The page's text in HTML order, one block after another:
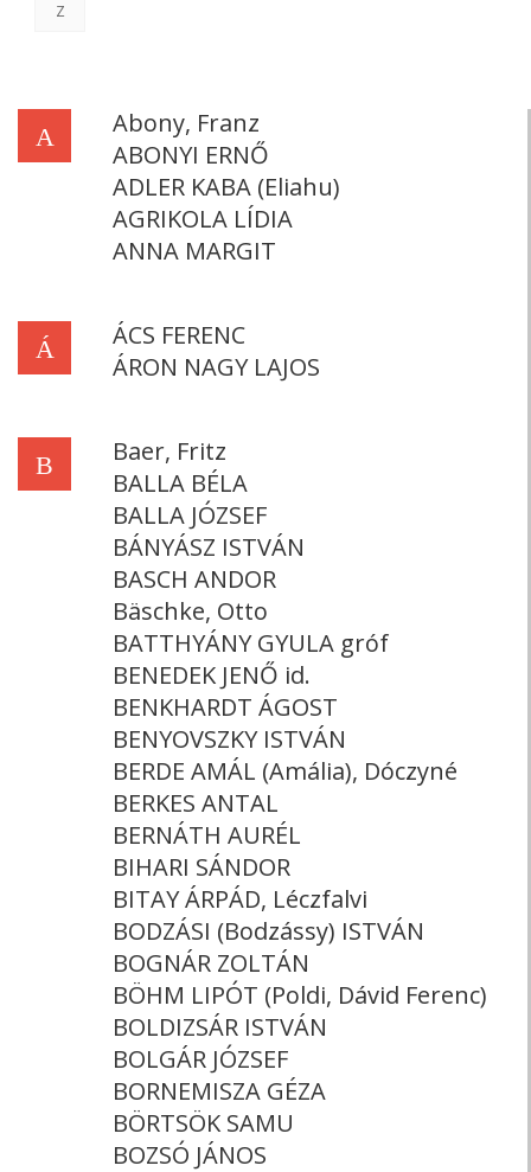
Z
A
Abony, Franz
ABONYI ERNŐ
ADLER KABA (Eliahu)
AGRIKOLA LÍDIA
ANNA MARGIT
Á
ÁCS FERENC
ÁRON NAGY LAJOS
B
Baer, Fritz
BALLA BÉLA
BALLA JÓZSEF
BÁNYÁSZ ISTVÁN
BASCH ANDOR
Bäschke, Otto
BATTHYÁNY GYULA gróf
BENEDEK JENŐ id.
BENKHARDT ÁGOST
BENYOVSZKY ISTVÁN
BERDE AMÁL (Amália), Dóczyné
BERKES ANTAL
BERNÁTH AURÉL
BIHARI SÁNDOR
BITAY ÁRPÁD, Léczfalvi
BODZÁSI (Bodzássy) ISTVÁN
BOGNÁR ZOLTÁN
BÖHM LIPÓT (Poldi, Dávid Ferenc)
BOLDIZSÁR ISTVÁN
BOLGÁR JÓZSEF
BORNEMISZA GÉZA
BÖRTSÖK SAMU
BOZSÓ JÁNOS